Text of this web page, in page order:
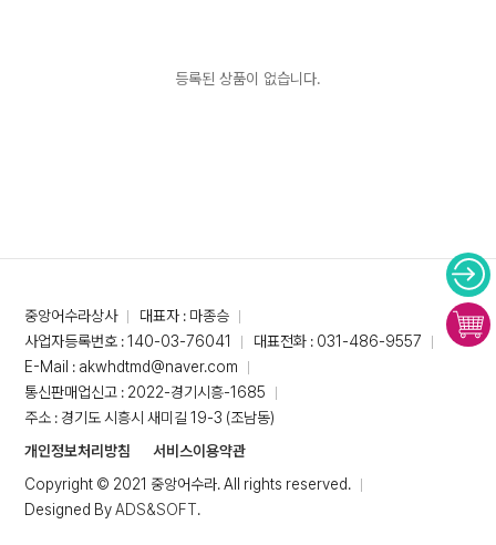
등록된 상품이 없습니다.
중앙어수라상사
대표자 : 마종승
사업자등록번호 : 140-03-76041
대표전화 : 031-486-9557
E-Mail : akwhdtmd@naver.com
통신판매업신고 : 2022-경기시흥-1685
주소 : 경기도 시흥시 새미길 19-3 (조남동)
개인정보처리방침
서비스이용약관
Copyright © 2021 중앙어수라. All rights reserved.
Designed ByADS&SOFT.